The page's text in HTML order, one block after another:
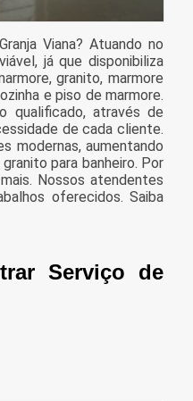
Viana? Atuando no
já que disponibiliza
granito, marmore
e piso de marmore.
qualificado, através de
de cada cliente.
modernas, aumentando
para banheiro. Por
Nossos atendentes
oferecidos. Saiba
Serviço de